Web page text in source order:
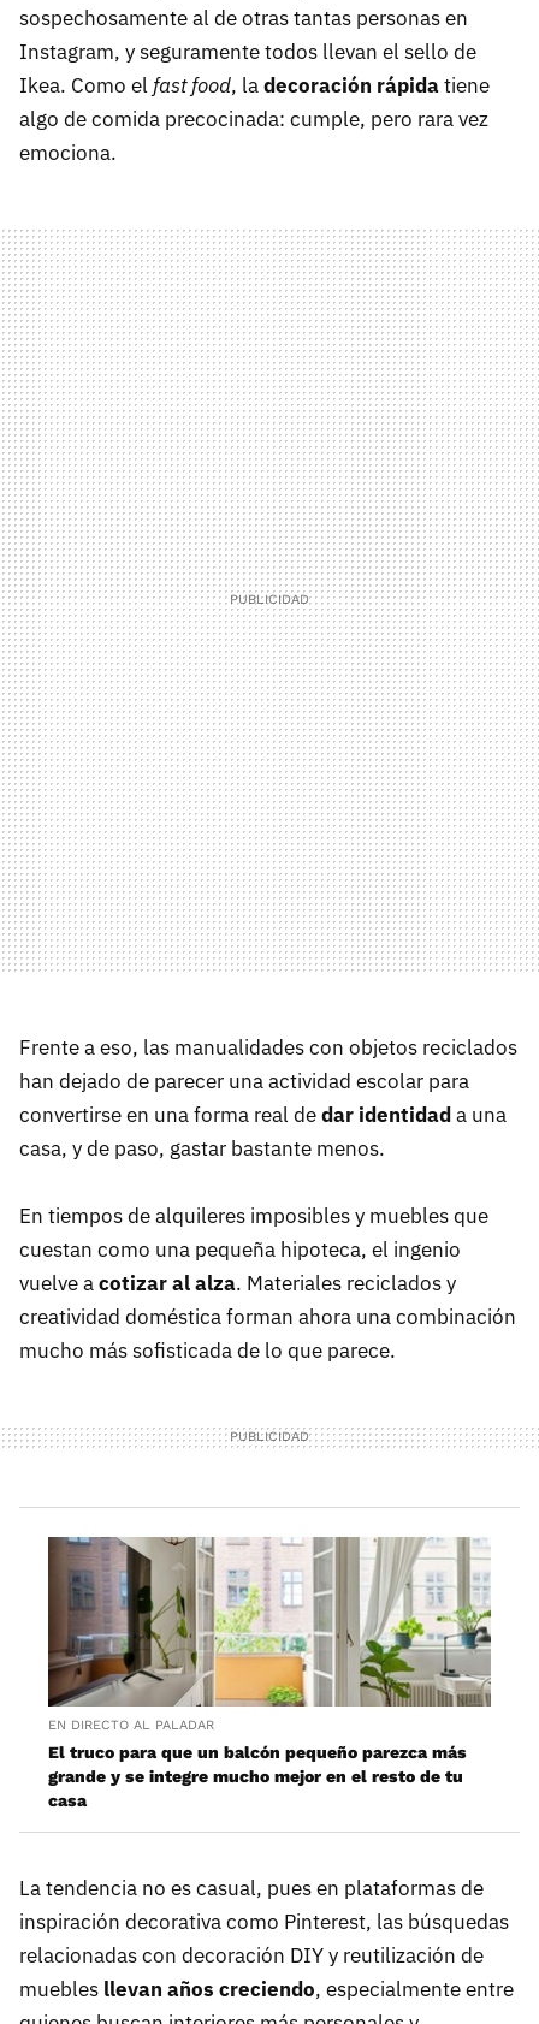
sospechosamente al de otras tantas personas en
Instagram, y seguramente todos llevan el sello de
Ikea. Como el fast food, ladecoración rápidatiene
algo de comida precocinada: cumple, pero rara vez
emociona.
Frente a eso, las manualidades con objetos reciclados
han dejado de parecer una actividad escolar para
convertirse en una forma real dedar identidada una
casa, y de paso, gastar bastante menos.
En tiempos de alquileres imposibles y muebles que
cuestan como una pequeña hipoteca, el ingenio
vuelve acotizar al alza. Materiales reciclados y
creatividad doméstica forman ahora una combinación
mucho más sofisticada de lo que parece.
EN DIRECTO AL PALADAR
El truco para que un balcón pequeño parezca más
grande y se integre mucho mejor en el resto de tu
casa
La tendencia no es casual, pues en plataformas de
inspiración decorativa como Pinterest, las búsquedas
relacionadas con decoración DIY y reutilización de
muebles llevan años creciendo, especialmente entre